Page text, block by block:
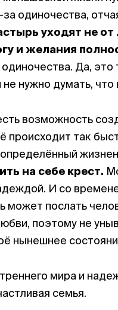
одиночества,
уходят не
и желания
Да, это
нужно думать,
возможность
происходит так
на себе крест.
И со
может послать
поэтому не
нынешнее
мира и
семья.